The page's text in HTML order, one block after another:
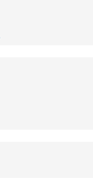
igen! –
lyckades MAI:s
Hammarby IF. Laget